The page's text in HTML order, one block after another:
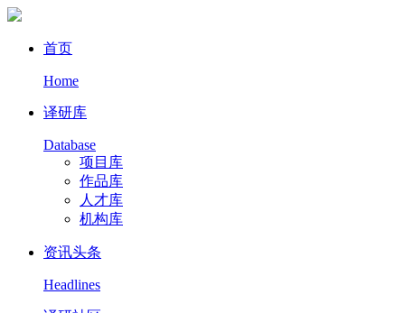
首页
Home
译研库
Database
项目库
作品库
人才库
机构库
资讯头条
Headlines